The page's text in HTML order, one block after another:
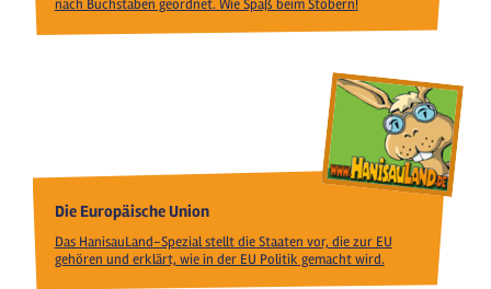
nach Buchstaben geordnet. Wie Spaß beim Stöbern!
Die Europäische Union
Das HanisauLand-Spezial stellt die Staaten vor, die zur EU
gehören und erklärt, wie in der EU Politik gemacht wird.